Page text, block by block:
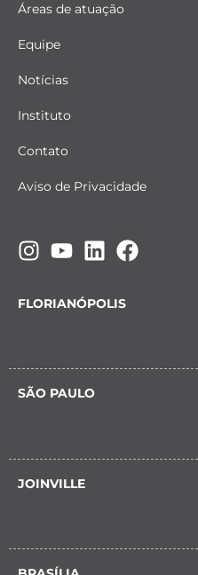
Áreas de atuação
Equipe
Notícias
Instituto
Contato
Aviso de Privacidade
FLORIANÓPOLIS
SÃO PAULO
JOINVILLE